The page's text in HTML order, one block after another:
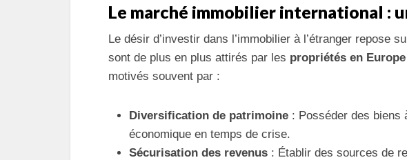
Le marché immobilier international :
Le désir d’investir dans l’immobilier à l’étranger repose
sont de plus en plus attirés par les propriétés en Europe
motivés souvent par :
Diversification de patrimoine : Posséder des biens
économique en temps de crise.
Sécurisation des revenus : Établir des sources de